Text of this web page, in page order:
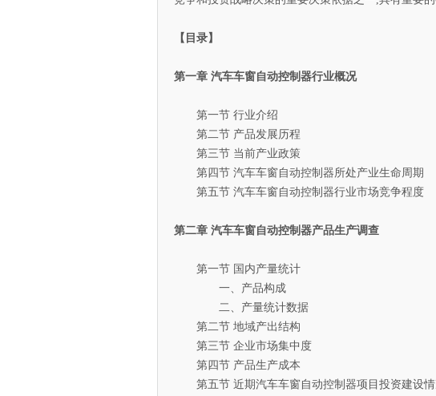
【目录】
第一章 汽车车窗自动控制器行业概况
第一节 行业介绍
第二节 产品发展历程
第三节 当前产业政策
第四节 汽车车窗自动控制器所处产业生命周期
第五节 汽车车窗自动控制器行业市场竞争程度
第二章 汽车车窗自动控制器产品生产调查
第一节 国内产量统计
一、产品构成
二、产量统计数据
第二节 地域产出结构
第三节 企业市场集中度
第四节 产品生产成本
第五节 近期汽车车窗自动控制器项目投资建设情